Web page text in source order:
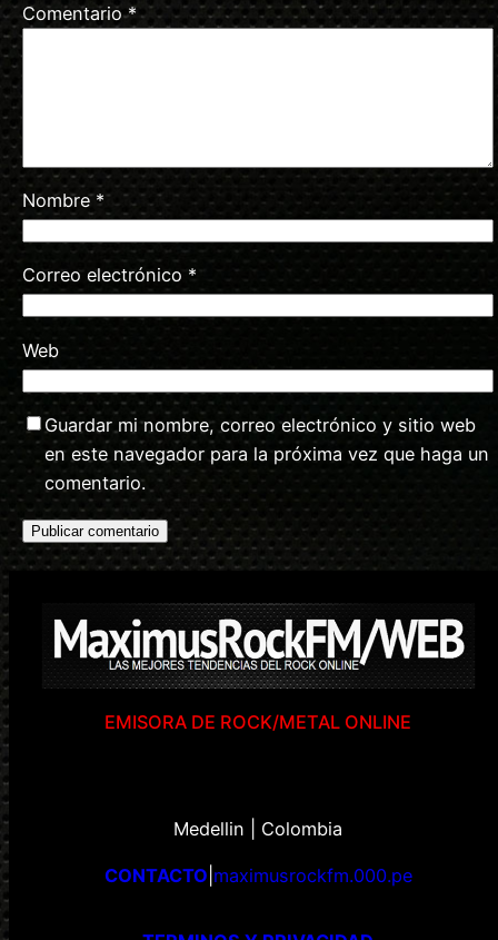
Comentario*
Nombre*
Correo electrónico *
Web
Guardar mi nombre, correo electrónico y sitio web
en este navegador para la próxima vez que haga un
comentario.
EMISORA DE ROCK/METAL ONLINE
Medellin | Colombia
CONTACTO maximusrockfm.000.pe